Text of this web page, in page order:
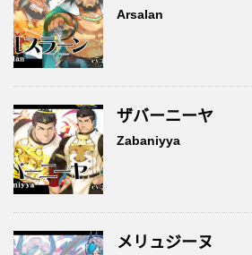
Arsalan
ザバーニーヤ
Zabaniyya
メリュジーヌ